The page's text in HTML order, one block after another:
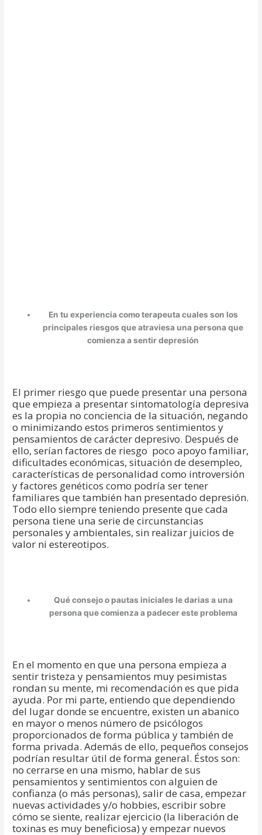
En tu experiencia como terapeuta cuales son los
principales riesgos que atraviesa una persona que
comienza a sentir depresión
El primer riesgo que puede presentar una persona
que empieza a presentar sintomatología depresiva
es la propia no conciencia de la situación, negando
o minimizando estos primeros sentimientos y
pensamientos de carácter depresivo. Después de
ello, serían factores de riesgo poco apoyo familiar,
dificultades económicas, situación de desempleo,
características de personalidad como introversión
y factores genéticos como podría ser tener
familiares que también han presentado depresión.
Todo ello siempre teniendo presente que cada
persona tiene una serie de circunstancias
personales y ambientales, sin realizar juicios de
valor ni estereotipos.
Qué consejo o pautas iniciales le darias a una
persona que comienza a padecer este problema
En el momento en que una persona empieza a
sentir tristeza y pensamientos muy pesimistas
rondan su mente, mi recomendación es que pida
ayuda. Por mi parte, entiendo que dependiendo
del lugar donde se encuentre, existen un abanico
en mayor o menos número de psicólogos
proporcionados de forma pública y también de
forma privada. Además de ello, pequeños consejos
podrían resultar útil de forma general. Éstos son:
no cerrarse en una mismo, hablar de sus
pensamientos y sentimientos con alguien de
confianza (o más personas), salir de casa, empezar
nuevas actividades y/o hobbies, escribir sobre
cómo se siente, realizar ejercicio (la liberación de
toxinas es muy beneficiosa) y empezar nuevos